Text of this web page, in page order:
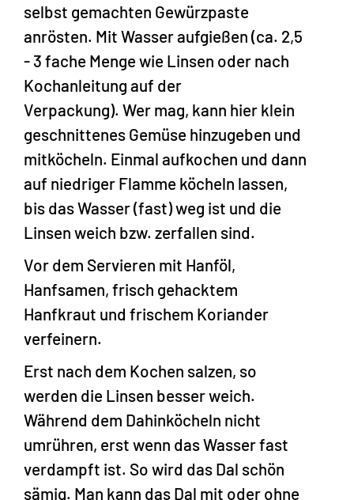
selbst gemachten Gewürzpaste
anrösten. Mit Wasser aufgießen (ca. 2,5
- 3 fache Menge wie Linsen oder nach
Kochanleitung auf der
Verpackung). Wer mag, kann hier klein
geschnittenes Gemüse hinzugeben und
mitköcheln. Einmal aufkochen und dann
auf niedriger Flamme köcheln lassen,
bis das Wasser (fast) weg ist und die
Linsen weich bzw. zerfallen sind.
Vor dem Servieren mit Hanföl,
Hanfsamen, frisch gehacktem
Hanfkraut und frischem Koriander
verfeinern.
Erst nach dem Kochen salzen, so
werden die Linsen besser weich.
Während dem Dahinköcheln nicht
umrühren, erst wenn das Wasser fast
verdampft ist. So wird das Dal schön
sämig. Man kann das Dal mit oder ohne